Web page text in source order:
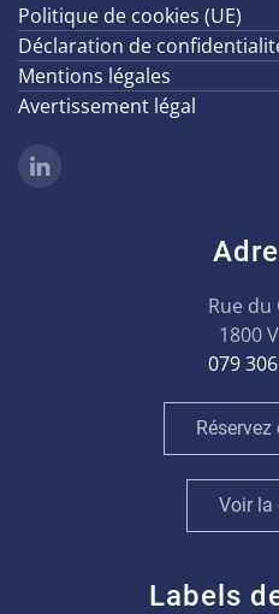
Politique de cookies (UE)
Déclaration de
Mentions légales
Avertissement légal
Rue du
1800
079
Voir la
Labels